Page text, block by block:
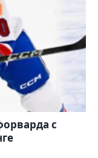
с